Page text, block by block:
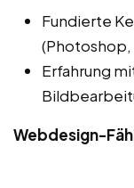
Fundierte
(Photoshop,
Erfahrung
Webdesign-